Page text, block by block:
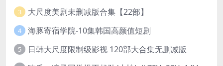
3 大尺度美剧未删减版合集【22部】
4 海豚寄宿学院-10集韩国高颜值短剧
5 日韩大尺度限制级影视 120部大合集无删减版